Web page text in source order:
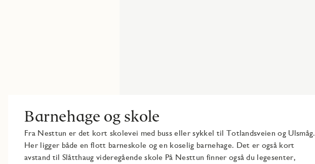
Barnehage og skole
Fra Nesttun er det kort skolevei med buss eller sykkel til Totlandsveien og Ulsmåg.
Her ligger både en flott barneskole og en koselig barnehage. Det er også kort
avstand til Slåtthaug videregående skole På Nesttun finner også du legesenter,